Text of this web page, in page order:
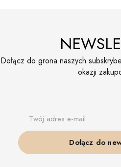
Dołącz do grona naszych
okazji
Twój adres e-mail
Dołącz do